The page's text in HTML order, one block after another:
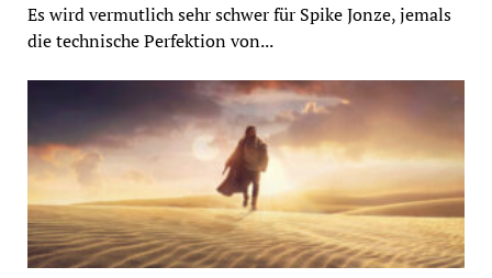
Es wird vermutlich sehr schwer für Spike Jonze, jemals
die technische Perfektion von...